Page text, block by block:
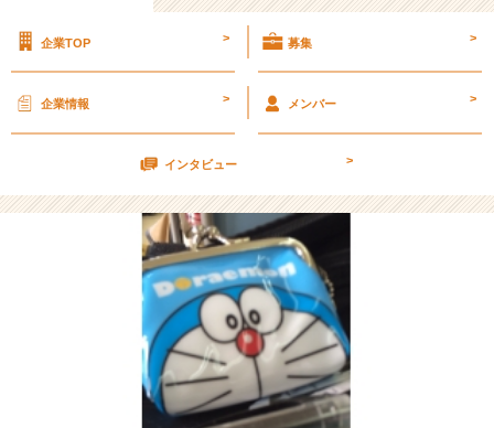
テ
ィ
ー
タ
イ
ム
ラ
イ
ン】
|
チ
企業TOP > 募集 >
企業情報 > メンバー >
インタビュー >